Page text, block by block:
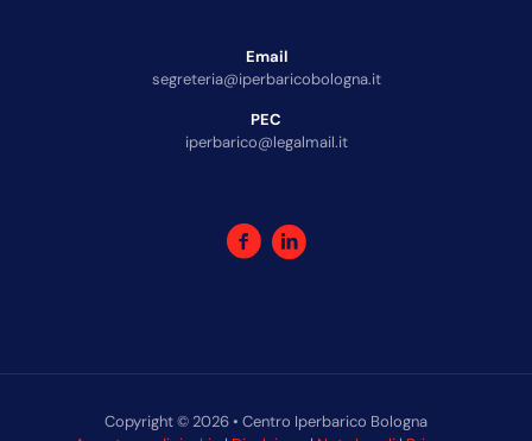
Email
segreteria@iperbaricobologna.it
PEC
iperbarico@legalmail.it
Copyright © 2026 • Centro Iperbarico Bologna